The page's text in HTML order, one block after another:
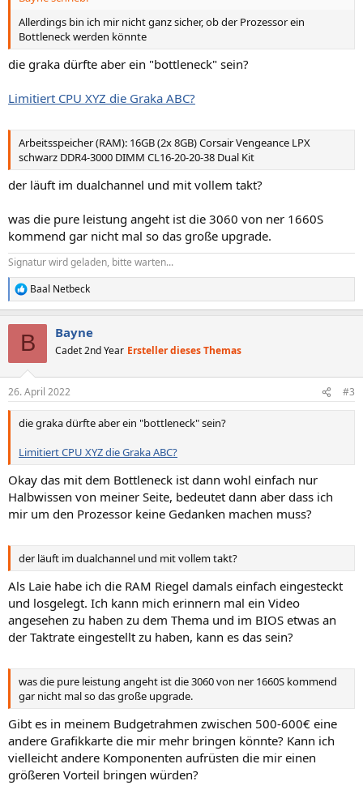
Allerdings bin ich mir nicht ganz sicher, ob der Prozessor ein
Bottleneck werden könnte
die graka dürfte aber ein "bottleneck" sein?
Limitiert CPU XYZ die Graka ABC?
Arbeitsspeicher (RAM): 16GB (2x 8GB) Corsair Vengeance LPX
schwarz DDR4-3000 DIMM CL16-20-20-38 Dual Kit
der läuft im dualchannel und mit vollem takt?
was die pure leistung angeht ist die 3060 von ner 1660S
kommend gar nicht mal so das große upgrade.
Signatur wird geladen, bitte warten...
R
e
e
n
Baal Netbeck
B Bayne
Cadet 2nd Year Ersteller dieses Themas
26. April 2022 #3
die graka dürfte aber ein "bottleneck" sein?
Limitiert CPU XYZ die Graka ABC?
Okay das mit dem Bottleneck ist dann wohl einfach nur
Halbwissen von meiner Seite, bedeutet dann aber dass ich
mir um den Prozessor keine Gedanken machen muss?
der läuft im dualchannel und mit vollem takt?
Als Laie habe ich die RAM Riegel damals einfach eingesteckt
und losgelegt. Ich kann mich erinnern mal ein Video
angesehen zu haben zu dem Thema und im BIOS etwas an
der Taktrate eingestellt zu haben, kann es das sein?
was die pure leistung angeht ist die 3060 von ner 1660S kommend
gar nicht mal so das große upgrade.
Gibt es in meinem Budgetrahmen zwischen 500-600€ eine
andere Grafikkarte die mir mehr bringen könnte? Kann ich
vielleicht andere Komponenten aufrüsten die mir einen
größeren Vorteil bringen würden?